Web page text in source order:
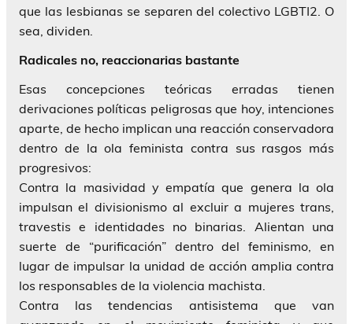
que las lesbianas se separen del colectivo LGBTI2. O
sea, dividen.
Radicales no, reaccionarias bastante
Esas concepciones teóricas erradas tienen
derivaciones políticas peligrosas que hoy, intenciones
aparte, de hecho implican una reacción conservadora
dentro de la ola feminista contra sus rasgos más
progresivos:
Contra la masividad y empatía que genera la ola
impulsan el divisionismo al excluir a mujeres trans,
travestis e identidades no binarias. Alientan una
suerte de “purificación” dentro del feminismo, en
lugar de impulsar la unidad de acción amplia contra
los responsables de la violencia machista.
Contra las tendencias antisistema que van